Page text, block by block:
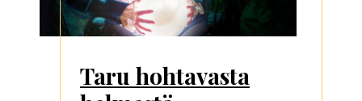
Taru hohtavasta